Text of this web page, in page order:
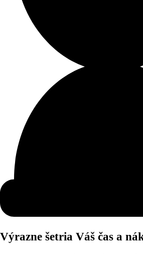
Výrazne šetria Váš čas a